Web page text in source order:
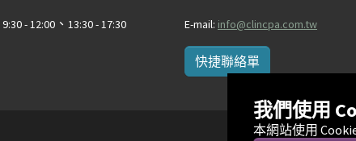
我們使用
本網站使用
- 12:00 、 13:30 - 17:30 E-mail: info@clincpa.com.tw
快捷聯絡單